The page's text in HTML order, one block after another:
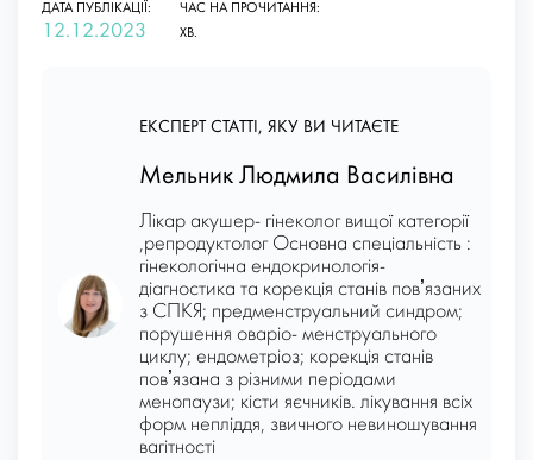
ДАТА ПУБЛІКАЦІЇ:
12.12.2023
ЧАС НА ПРОЧИТАННЯ:
ХВ.
ЕКСПЕРТ СТАТТІ, ЯКУ ВИ ЧИТАЄТЕ
Мельник Людмила Василівна
Лікар акушер- гінеколог вищої категорії
,репродуктолог Основна спеціальність :
гінекологічна ендокринологія-
діагностика та корекція станів повʼязаних
з СПКЯ; предменструальний синдром;
порушення оваріо- менструального
циклу; ендометріоз; корекція станів
повʼязана з різними періодами
менопаузи; кісти яєчників. лікування всіх
форм непліддя, звичного невиношування
вагітності